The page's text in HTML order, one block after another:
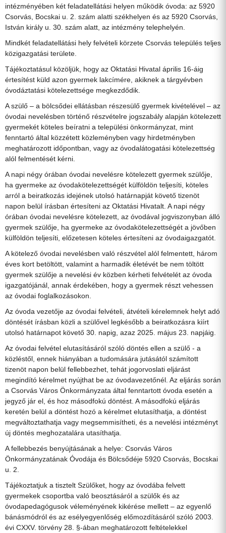
intézményében két feladatellátási helyen működik óvoda: az 5920
Csorvás, Bocskai u. 2. szám alatti székhelyen és az 5920 Csorvás,
István király u. 30. szám alatt, az intézmény telephelyén.
Mindkét feladatellátási hely felvételi körzete Csorvás település teljes
közigazgatási területe.
Tájékoztatásul közöljük, hogy az Oktatási Hivatal április 16-áig
értesítést küld azon gyermek lakcímére, akiknek a tárgyévben
óvodáztatási kötelezettsége megkezdődik.
A szülő – a bölcsődei ellátásban részesülő gyermek kivételével – az
óvodai nevelésben történő részvételre jogszabály alapján kötelezett
gyermekét köteles beíratni a települési önkormányzat, mint
fenntartó által közzétett közleményben vagy hirdetményben
meghatározott időpontban, vagy az óvodalátogatási kötelezettség
alól felmentését kérni.
A napi négy órában óvodai nevelésre kötelezett gyermek szülője,
ha gyermeke az óvodakötelezettségét külföldön teljesíti, köteles
arról a beiratkozás idejének utolsó határnapját követő tizenöt
napon belül írásban értesíteni az Oktatási Hivatalt. A napi négy
órában óvodai nevelésre kötelezett, az óvodával jogviszonyban álló
gyermek szülője, ha gyermeke az óvodakötelezettségét a jövőben
külföldön teljesíti, előzetesen köteles értesíteni az óvodaigazgatót.
A kötelező óvodai nevelésben való részvétel alól felmentett, három
éves kort betöltött, valamint a harmadik életévét be nem töltött
gyermek szülője a nevelési év közben kérheti felvételét az óvoda
igazgatójánál, annak érdekében, hogy a gyermek részt vehessen
az óvodai foglalkozásokon.
Az óvoda vezetője az óvodai felvételi, átvételi kérelemnek helyt adó
döntését írásban közli a szülővel legkésőbb a beiratkozásra kiírt
utolsó határnapot követő 30. napig, azaz 2025. május 23. napjáig.
Az óvodai felvétel elutasításáról szóló döntés ellen a szülő - a
közléstől, ennek hiányában a tudomására jutásától számított
tizenöt napon belül fellebbezhet, tehát jogorvoslati eljárást
megindító kérelmet nyújthat be az óvodavezetőnél. Az eljárás során
a Csorvás Város Önkormányzata által fenntartott óvoda esetén a
jegyző jár el, és hoz másodfokú döntést. A másodfokú eljárás
keretén belül a döntést hozó a kérelmet elutasíthatja, a döntést
megváltoztathatja vagy megsemmisítheti, és a nevelési intézményt
új döntés meghozatalára utasíthatja.
A fellebbezés benyújtásának a helye: Csorvás Város
Önkormányzatának Óvodája és Bölcsődéje 5920 Csorvás, Bocskai
u. 2.
Tájékoztatjuk a tisztelt Szülőket, hogy az óvodába felvett
gyermekek csoportba való beosztásáról a szülők és az
óvodapedagógusok véleményének kikérése mellett – az egyenlő
bánásmódról és az esélyegyenlőség előmozdításáról szóló 2003.
évi CXXV. törvény 28. §-ában meghatározott feltételekkel